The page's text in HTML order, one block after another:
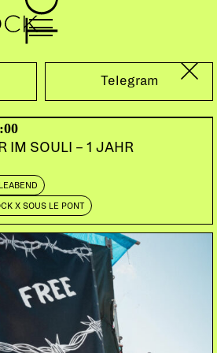
Telegram
IM SOULI – 1 JAHR
X SOUS LE PONT